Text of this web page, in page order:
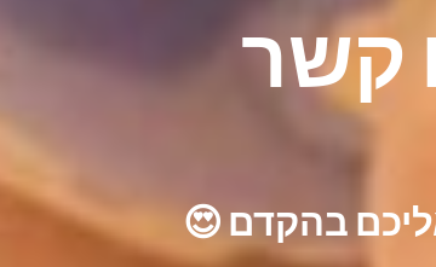
קשר
בהקדם 😍